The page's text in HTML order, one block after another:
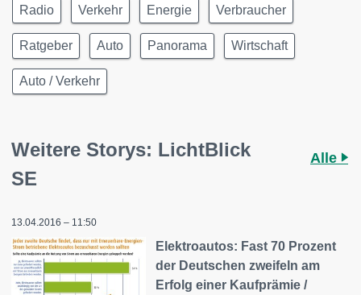
Radio Verkehr Energie Verbraucher
Ratgeber Auto Panorama Wirtschaft
Auto / Verkehr
Weitere Storys: LichtBlick
SE
Alle
13.04.2016 – 11:50
Elektroautos: Fast 70 Prozent
der Deutschen zweifeln am
Erfolg einer Kaufprämie /